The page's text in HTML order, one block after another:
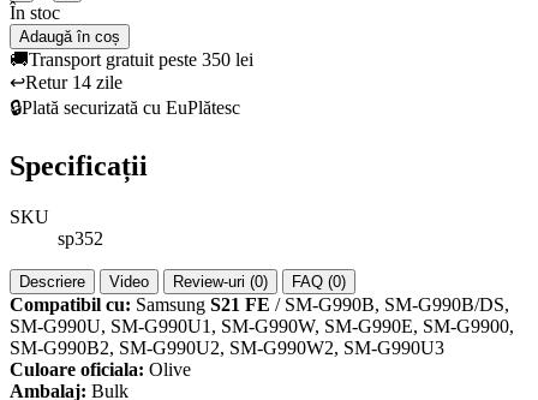
În stoc
Adaugă în coș
🚚Transport gratuit peste 350 lei
↩️Retur 14 zile
🔒Plată securizată cu EuPlătesc
Specificații
SKU
sp352
Descriere Video Review-uri (0) FAQ (0)
Compatibil cu: Samsung S21 FE / SM-G990B, SM-G990B/DS,
SM-G990U, SM-G990U1, SM-G990W, SM-G990E, SM-G9900,
SM-G990B2, SM-G990U2, SM-G990W2, SM-G990U3
Culoare oficiala: Olive
Ambalaj: Bulk